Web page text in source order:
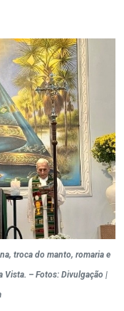
troca do manto, romaria e
Vista. – Fotos: Divulgação |